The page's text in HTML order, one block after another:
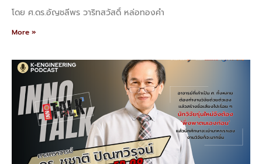
โดย ศ.ดร.อัญชลีพร วาริทสวัสดิ์ หล่อทองคำ
More »